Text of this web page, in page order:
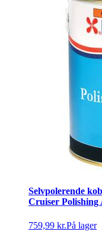
Selvpolerende
Cruiser Polishing
759,99 kr.På lager